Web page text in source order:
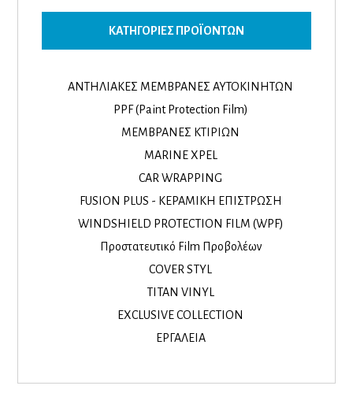
ΚΑΤΗΓΟΡΊΕΣ ΠΡΟΪΌΝΤΩΝ
ΑΝΤΗΛΙΑΚΕΣ ΜΕΜΒΡΑΝΕΣ ΑΥΤΟΚΙΝΗΤΩΝ
PPF (Paint Protection Film)
ΜΕΜΒΡΑΝΕΣ ΚΤΙΡΙΩΝ
MARINE XPEL
CAR WRAPPING
FUSION PLUS - ΚΕΡΑΜΙΚΗ ΕΠΙΣΤΡΩΣΗ
WINDSHIELD PROTECTION FILM (WPF)
Προστατευτικό Film Προβολέων
COVER STYL
TITAN VINYL
EXCLUSIVE COLLECTION
ΕΡΓΑΛΕΙΑ